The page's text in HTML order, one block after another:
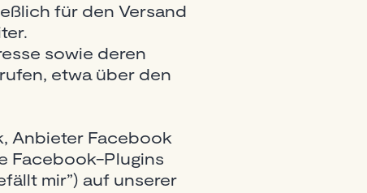
für den Versand
sowie deren
etwa über den
Anbieter Facebook
Facebook-Plugins
mir”) auf unserer